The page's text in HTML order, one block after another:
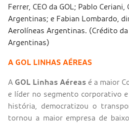
Ferrer, CEO da GOL; Pablo Ceriani,
Argentinas; e Fabian Lombardo,
Aerolíneas Argentinas. (Crédito
Argentinas)
A GOL LINHAS AÉREAS
A GOL Linhas Aéreas é a maior
e líder no segmento corporativo e
história, democratizou o
tornou a maior empresa de